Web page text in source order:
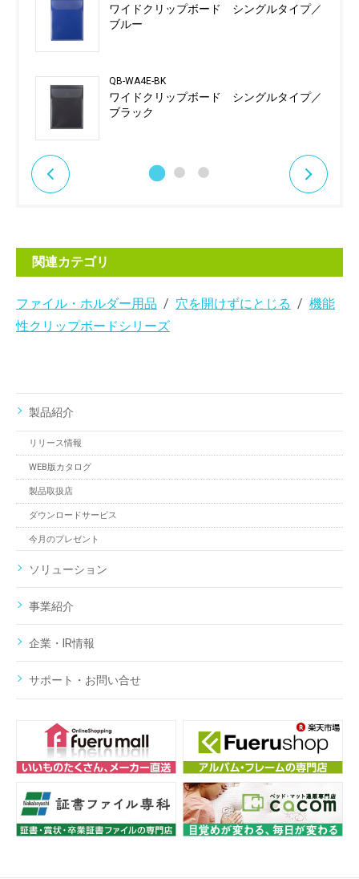
ワイドクリップボード シングルタイプ／
ブルー
QB-WA4E-BK
ワイドクリップボード シングルタイプ／
ブラック
関連カテゴリ
ファイル・ホルダー用品 穴を開けずにとじる
機能
性クリップボードシリーズ
製品紹介
リリース情報
WEB版カタログ
製品取扱店
ダウンロードサービス
今月のプレゼント
ソリューション
事業紹介
企業・IR情報
サポート・お問い合せ